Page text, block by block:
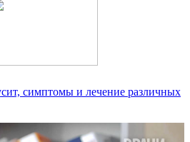
симптомы и лечение различных